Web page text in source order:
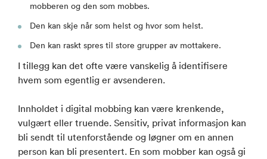
mobberen og den som mobbes.
Den kan skje når som helst og hvor som helst.
Den kan raskt spres til store grupper av mottakere.
I tillegg kan det ofte være vanskelig å identifisere
hvem som egentlig er avsenderen.
Innholdet i digital mobbing kan være krenkende,
vulgært eller truende. Sensitiv, privat informasjon kan
bli sendt til utenforstående og løgner om en annen
person kan bli presentert. En som mobber kan også gi